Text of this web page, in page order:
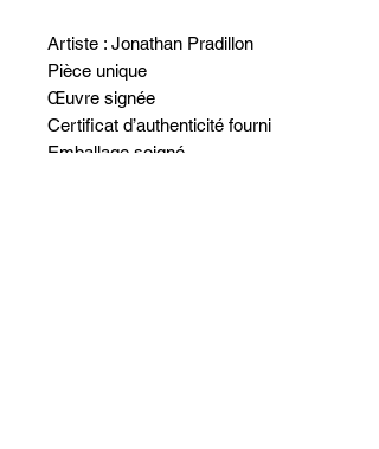
Artiste : Jonathan Pradillon
Pièce unique
Œuvre signée
Certificat d’authenticité fourni
Emballage soigné